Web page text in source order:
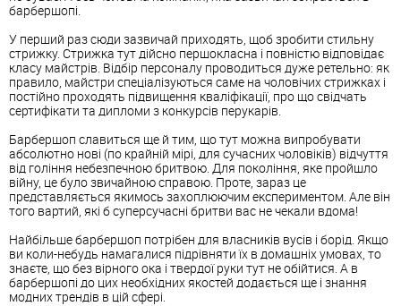
барбершопі.
У перший раз сюди зазвичай приходять, щоб зробити стильну
стрижку. Стрижка тут дійсно першокласна і повністю відповідає
класу майстрів. Відбір персоналу проводиться дуже ретельно: як
правило, майстри спеціалізуються саме на чоловічих стрижках і
постійно проходять підвищення кваліфікації, про що свідчать
сертифікати та дипломи з конкурсів перукарів.
Барбершоп славиться ще й тим, що тут можна випробувати
абсолютно нові (по крайній мірі, для сучасних чоловіків) відчуття
від гоління небезпечною бритвою. Для покоління, яке пройшло
війну, це було звичайною справою. Проте, зараз це
представляється якимось захоплюючим експериментом. Але він
того вартий, які б суперсучасні бритви вас не чекали вдома!
Найбільше барбершоп потрібен для власників вусів і борід. Якщо
ви коли-небудь намагалися підрівняти їх в домашніх умовах, то
знаєте, що без вірного ока і твердої руки тут не обійтися. А в
барбершопі до цих необхідних якостей додається ще і знання
модних трендів в цій сфері.